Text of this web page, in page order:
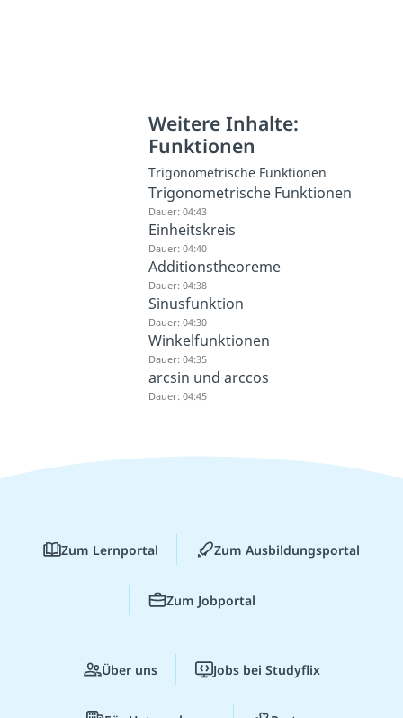
Weitere Inhalte:
Funktionen
Trigonometrische Funktionen
Trigonometrische Funktionen
Dauer: 04:43
Einheitskreis
Dauer: 04:40
Additionstheoreme
Dauer: 04:38
Sinusfunktion
Dauer: 04:30
Winkelfunktionen
Dauer: 04:35
arcsin und arccos
Dauer: 04:45
Zum Lernportal Zum Ausbildungsportal
Zum Jobportal
Über uns Jobs bei Studyflix